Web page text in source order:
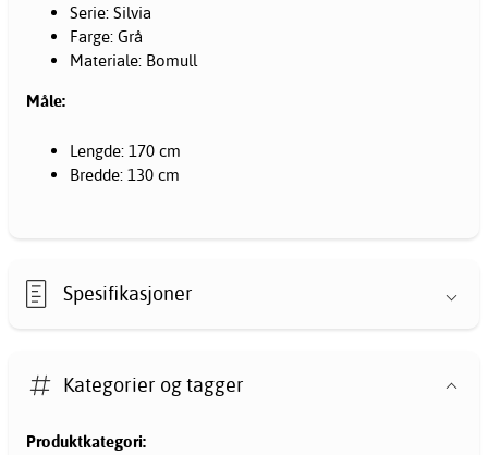
Serie: Silvia
Farge: Grå
Materiale: Bomull
Måle:
Lengde: 170 cm
Bredde: 130 cm
Spesifikasjoner
Kategorier og tagger
Produktkategori: